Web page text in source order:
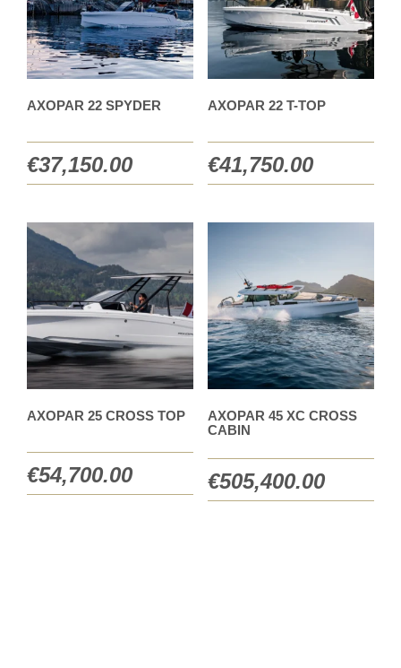
AXOPAR 22 SPYDER
€37,150.00
AXOPAR 22 T-TOP
€41,750.00
AXOPAR 25 CROSS TOP
€54,700.00
AXOPAR 45 XC CROSS
CABIN
€505,400.00